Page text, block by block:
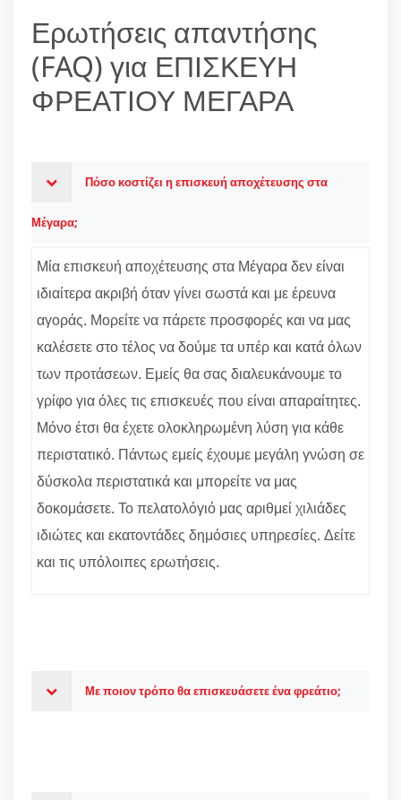
Ερωτήσεις απαντήσης
(FAQ) για ΕΠΙΣΚΕΥΗ
ΦΡΕΑΤΙΟΥ ΜΕΓΑΡΑ
Πόσο κοστίζει η επισκευή αποχέτευσης στα
Μέγαρα;
Μία επισκευή αποχέτευσης στα Μέγαρα δεν είναι
ιδιαίτερα ακριβή όταν γίνει σωστά και με έρευνα
αγοράς. Μορείτε να πάρετε προσφορές και να μας
καλέσετε στο τέλος να δούμε τα υπέρ και κατά όλων
των προτάσεων. Εμείς θα σας διαλευκάνουμε το
γρίφο για όλες τις επισκευές που είναι απαραίτητες.
Μόνο έτσι θα έχετε ολοκληρωμένη λύση για κάθε
περιστατικό. Πάντως εμείς έχουμε μεγάλη γνώση σε
δύσκολα περιστατικά και μπορείτε να μας
δοκομάσετε. Το πελατολόγιό μας αριθμεί χιλιάδες
ιδιώτες και εκατοντάδες δημόσιες υπηρεσίες. Δείτε
και τις υπόλοιπες ερωτήσεις.
Με ποιον τρόπο θα επισκευάσετε ένα φρεάτιο;